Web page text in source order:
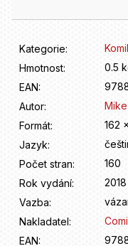
Kategorie:
Hmotnost:
0.5
EAN:
Autor:
Formát:
162
Jazyk:
Počet stran:
160
Rok vydání:
2018
Vazba:
Nakladatel:
EAN:
r
č
u
e
e